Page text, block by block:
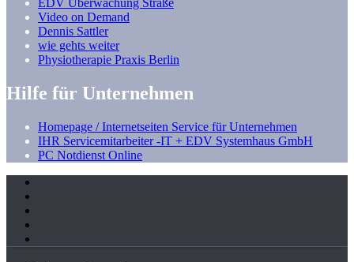
EDV Überwachung Straße
Video on Demand
Dennis Sattler
wie gehts weiter
Physiotherapie Praxis Berlin
Hilfe für Unternehmen
Homepage / Internetseiten Service für Unternehmen
IHR Servicemitarbeiter -IT + EDV Systemhaus GmbH
PC Notdienst Online